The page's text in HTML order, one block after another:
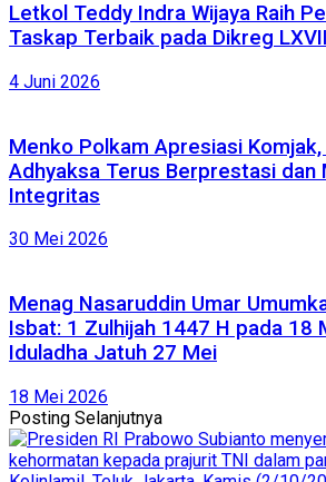
Letkol Teddy Indra Wijaya Raih
Taskap Terbaik pada Dikreg
4 Juni 2026
Menko Polkam Apresiasi
Adhyaksa Terus Berprestasi dan
Integritas
30 Mei 2026
Menag Nasaruddin Umar
Isbat: 1 Zulhijah 1447 H pada 18
Iduladha Jatuh 27 Mei
18 Mei 2026
Posting Selanjutnya